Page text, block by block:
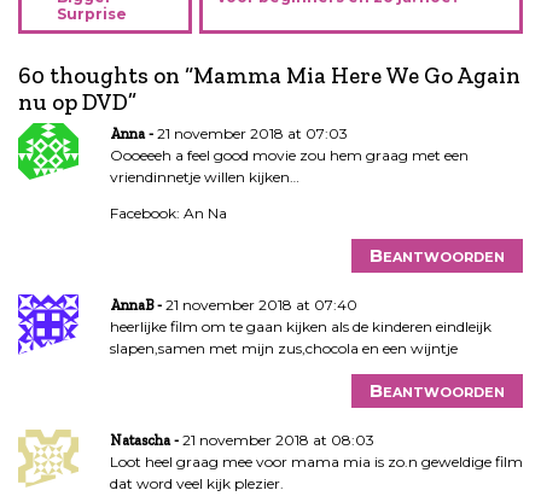
r
c
h
t
n
a
a
t
i
Surprise
60 thoughts on “Mamma Mia Here We Go Again
nu op DVD”
Anna
21 november 2018 at 07:03
Oooeeeh a feel good movie zou hem graag met een
vriendinnetje willen kijken…
Facebook: An Na
Beantwoorden
AnnaB
21 november 2018 at 07:40
heerlijke film om te gaan kijken als de kinderen eindleijk
slapen,samen met mijn zus,chocola en een wijntje
Beantwoorden
Natascha
21 november 2018 at 08:03
Loot heel graag mee voor mama mia is zo.n geweldige film
dat word veel kijk plezier.